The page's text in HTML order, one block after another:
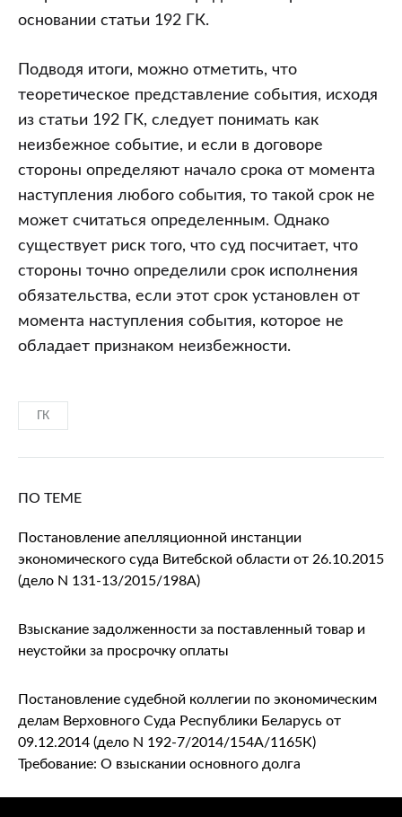
основании статьи 192 ГК.
Подводя итоги, можно отметить, что
теоретическое представление события, исходя
из статьи 192 ГК, следует понимать как
неизбежное событие, и если в договоре
стороны определяют начало срока от момента
наступления любого события, то такой срок не
может считаться определенным. Однако
существует риск того, что суд посчитает, что
стороны точно определили срок исполнения
обязательства, если этот срок установлен от
момента наступления события, которое не
обладает признаком неизбежности.
ГК
ПО ТЕМЕ
Постановление апелляционной инстанции
экономического суда Витебской области от 26.10.2015
(дело N 131-13/2015/198А)
Взыскание задолженности за поставленный товар и
неустойки за просрочку оплаты
Постановление судебной коллегии по экономическим
делам Верховного Суда Республики Беларусь от
09.12.2014 (дело N 192-7/2014/154А/1165К)
Требование: О взыскании основного долга